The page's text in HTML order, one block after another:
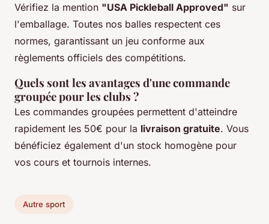
Vérifiez la mention "USA Pickleball Approved" sur
l'emballage. Toutes nos balles respectent ces
normes, garantissant un jeu conforme aux
règlements officiels des compétitions.
Quels sont les avantages d'une commande
groupée pour les clubs ?
Les commandes groupées permettent d'atteindre
rapidement les 50€ pour la livraison gratuite. Vous
bénéficiez également d'un stock homogène pour
vos cours et tournois internes.
Autre sport